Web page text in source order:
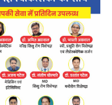
से अपील की है कि अवैध
अथवा पहचान पर संदेह
करें